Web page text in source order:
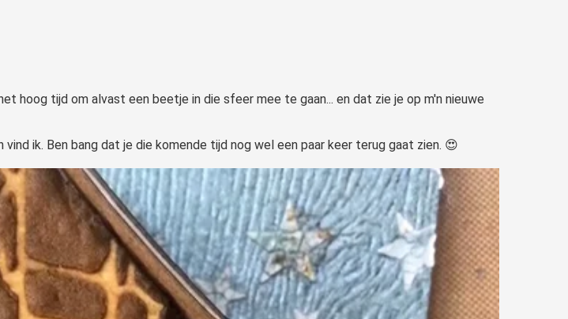
tijd om alvast een beetje in die sfeer mee te gaan... en dat zie je op m'n nieuwe
ik. Ben bang dat je die komende tijd nog wel een paar keer terug gaat zien. 😍